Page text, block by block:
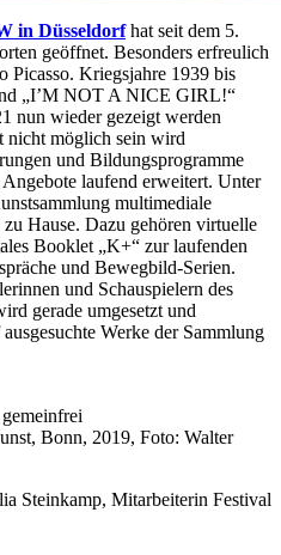
in Düsseldorfhat seit dem 5.
geöffnet. Besonders erfreulich
Picasso. Kriegsjahre 1939 bis
„I’M NOT A NICE GIRL!“
nun wieder gezeigt werden
nicht möglich sein wird
und Bildungsprogramme
laufend erweitert. Unter
multimediale
Hause. Dazu gehören virtuelle
Booklet „K+“ zur laufenden
und Bewegbild-Serien.
und Schauspielern des
gerade umgesetzt und
Werke der Sammlung
Bonn, 2019, Foto: Walter
Steinkamp, Mitarbeiterin Festival